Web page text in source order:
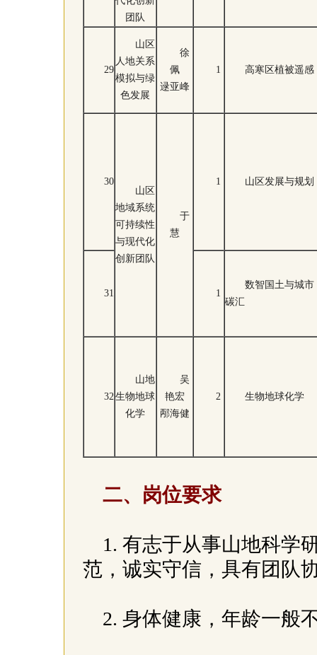
团队
29
山区
人地关系
模拟与绿
色发展
徐
佩
逯亚峰
1 高寒区植被遥感
30
山区
地域系统
可持续性
与现代化
创新团队
于
慧
1 山区发展与规划
31 1
数智国土与城市
碳汇
32
山地
生物地球
化学
吴
艳宏
邴海健
2 生物地球化学
二、岗位要求
1. 有志于从事山地科学
范，诚实守信，具有团队
2. 身体健康，年龄一般